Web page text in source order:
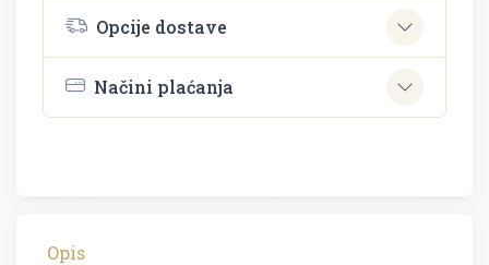
Opcije dostave
Načini plaćanja
Opis